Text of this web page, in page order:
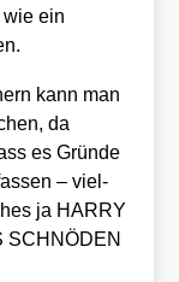
ein
kann man
da
es Grün­de
– viel­
ja HARRY
SCHNÖDEN